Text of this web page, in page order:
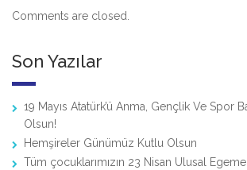
Comments are closed.
Son Yazılar
19 Mayıs Atatürk’ü Anma, Gençlik Ve Spor
Olsun!
Hemşireler Günümüz Kutlu Olsun
Tüm çocuklarımızın 23 Nisan Ulusal